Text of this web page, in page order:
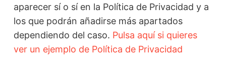
aparecer sí o sí en la Política de Privacidad y a
los que podrán añadirse más apartados
dependiendo del caso. Pulsa aquí si quieres
ver un ejemplo de Política de Privacidad